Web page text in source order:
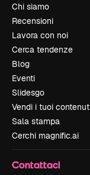
Chi siamo
Recensioni
Lavora con noi
Cerca tendenze
Blog
Eventi
Slidesgo
Vendi i tuoi
Sala stampa
Cerchi magnific.ai
Contattaci